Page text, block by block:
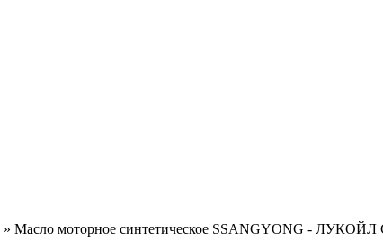
» Масло моторное синтетическое SSANGYONG -